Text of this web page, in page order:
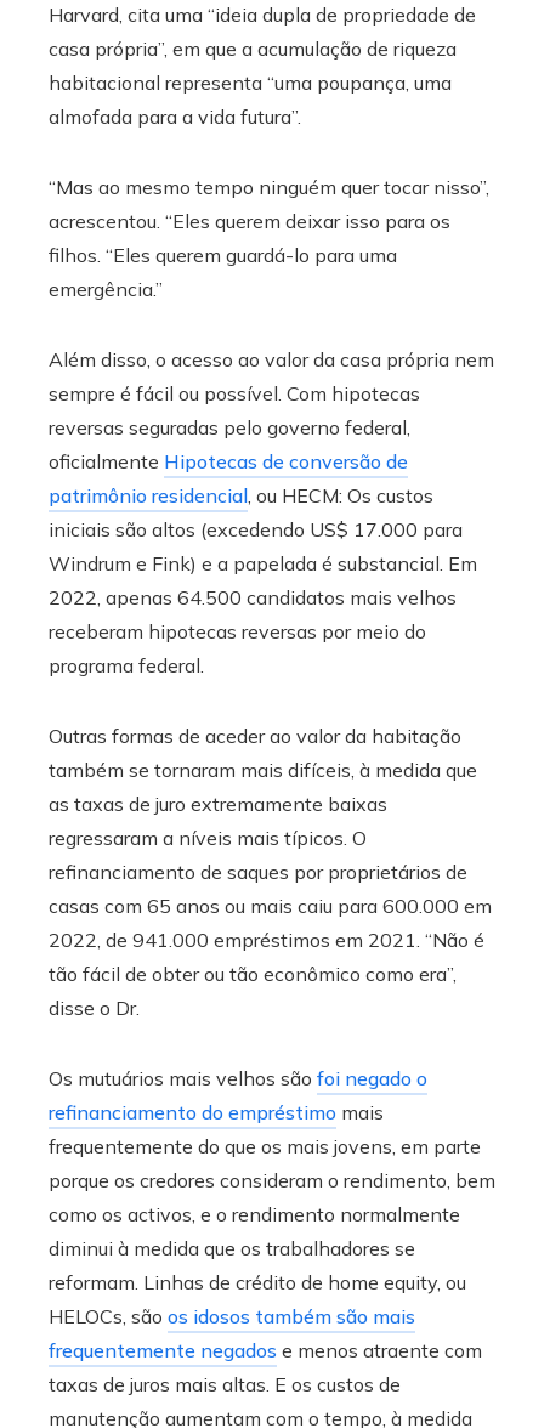
Harvard, cita uma “ideia dupla de propriedade de
casa própria”, em que a acumulação de riqueza
habitacional representa “uma poupança, uma
almofada para a vida futura”.
“Mas ao mesmo tempo ninguém quer tocar nisso”,
acrescentou. “Eles querem deixar isso para os
filhos. “Eles querem guardá-lo para uma
emergência.”
Além disso, o acesso ao valor da casa própria nem
sempre é fácil ou possível. Com hipotecas
reversas seguradas pelo governo federal,
oficialmente Hipotecas de conversão de
patrimônio residencial , ou HECM: Os custos
iniciais são altos (excedendo US$ 17.000 para
Windrum e Fink) e a papelada é substancial. Em
2022, apenas 64.500 candidatos mais velhos
receberam hipotecas reversas por meio do
programa federal.
Outras formas de aceder ao valor da habitação
também se tornaram mais difíceis, à medida que
as taxas de juro extremamente baixas
regressaram a níveis mais típicos. O
refinanciamento de saques por proprietários de
casas com 65 anos ou mais caiu para 600.000 em
2022, de 941.000 empréstimos em 2021. “Não é
tão fácil de obter ou tão econômico como era”,
disse o Dr.
Os mutuários mais velhos são foi negado o
refinanciamento do empréstimo mais
frequentemente do que os mais jovens, em parte
porque os credores consideram o rendimento, bem
como os activos, e o rendimento normalmente
diminui à medida que os trabalhadores se
reformam. Linhas de crédito de home equity, ou
HELOCs, são os idosos também são mais
frequentemente negados e menos atraente com
taxas de juros mais altas. E os custos de
manutenção aumentam com o tempo, à medida